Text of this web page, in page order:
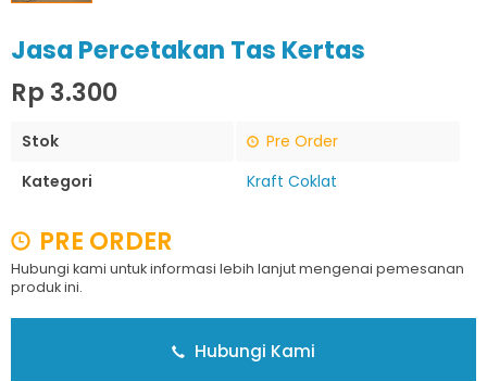
Jasa Percetakan Tas Kertas
Rp 3.300
Stok
Pre Order
Kategori
Kraft Coklat
PRE ORDER
Hubungi kami untuk informasi lebih lanjut mengenai pemesanan
produk ini.
Hubungi Kami